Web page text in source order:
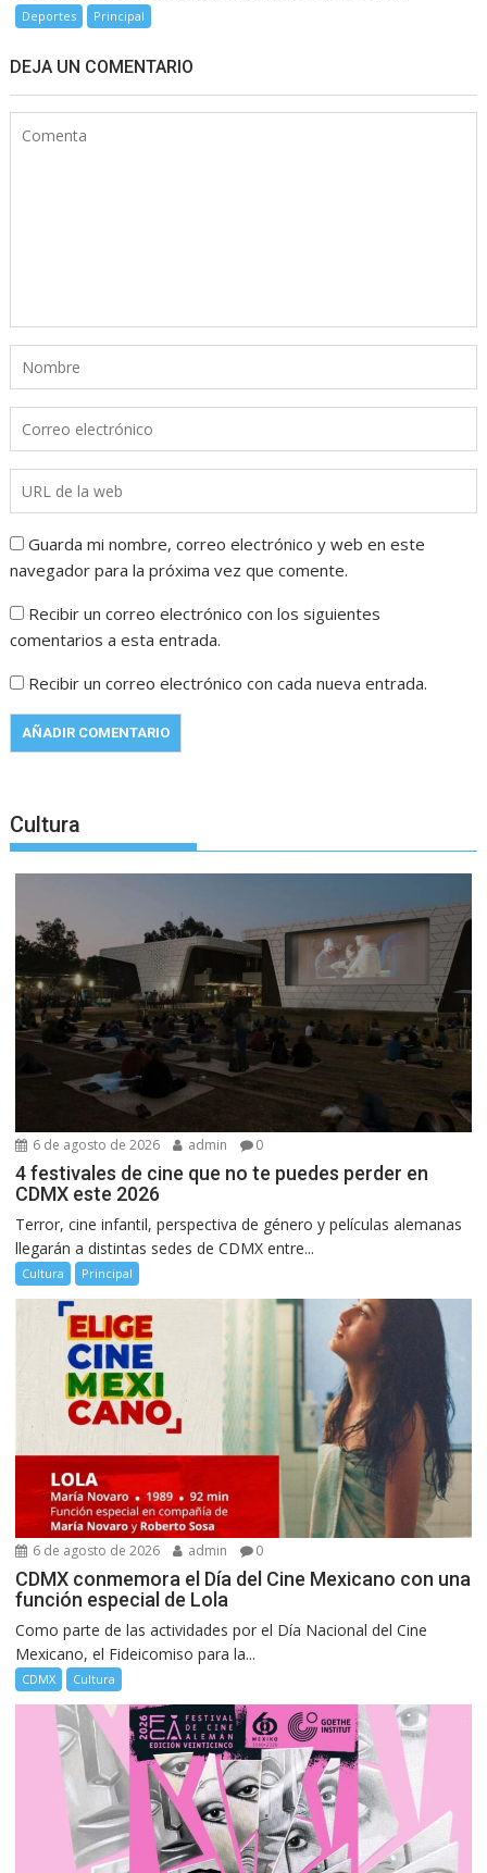
Deportes Principal
DEJA UN COMENTARIO
Guarda mi nombre, correo electrónico y web en este
navegador para la próxima vez que comente.
Recibir un correo electrónico con los siguientes
comentarios a esta entrada.
Recibir un correo electrónico con cada nueva entrada.
Cultura
6 de agosto de 2026 admin 0
4 festivales de cine que no te puedes perder en
CDMX este 2026
Terror, cine infantil, perspectiva de género y películas alemanas
llegarán a distintas sedes de CDMX entre...
Cultura Principal
6 de agosto de 2026 admin 0
CDMX conmemora el Día del Cine Mexicano con una
función especial de Lola
Como parte de las actividades por el Día Nacional del Cine
Mexicano, el Fideicomiso para la...
CDMX Cultura